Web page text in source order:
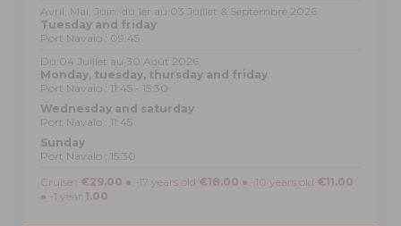
Avril, Mai, Juin, du 1er au 03 Juillet & Septembre 2026
Tuesday and friday
Port Navalo : 09:45
Du 04 Juillet au 30 Août 2026
Monday, tuesday, thursday and friday
Port Navalo : 11:45 - 15:30
Wednesday and saturday
Port Navalo : 11:45
Sunday
Port Navalo : 15:30
Cruise : €29.00 ● -17 years old €18.00 ● -10 years old €11.00
● -1 year 1.00